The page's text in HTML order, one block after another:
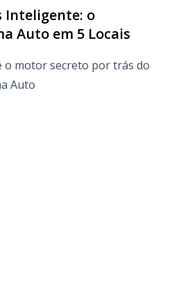
Inteligente: o
Auto em 5 Locais
o motor secreto por trás do
Auto